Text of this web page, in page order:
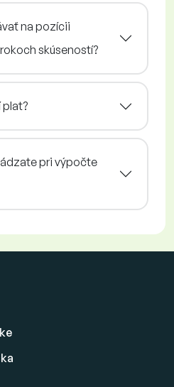
na pozícii
skúseností?
plat?
pri výpočte